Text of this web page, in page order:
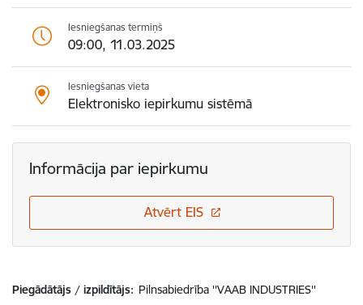
Iesniegšanas termiņš
09:00, 11.03.2025
Iesniegšanas vieta
Elektronisko iepirkumu sistēmā
Informācija par iepirkumu
Atvērt EIS
Piegādātājs / izpildītājs: Pilnsabiedrība ''VAAB INDUSTRIES''